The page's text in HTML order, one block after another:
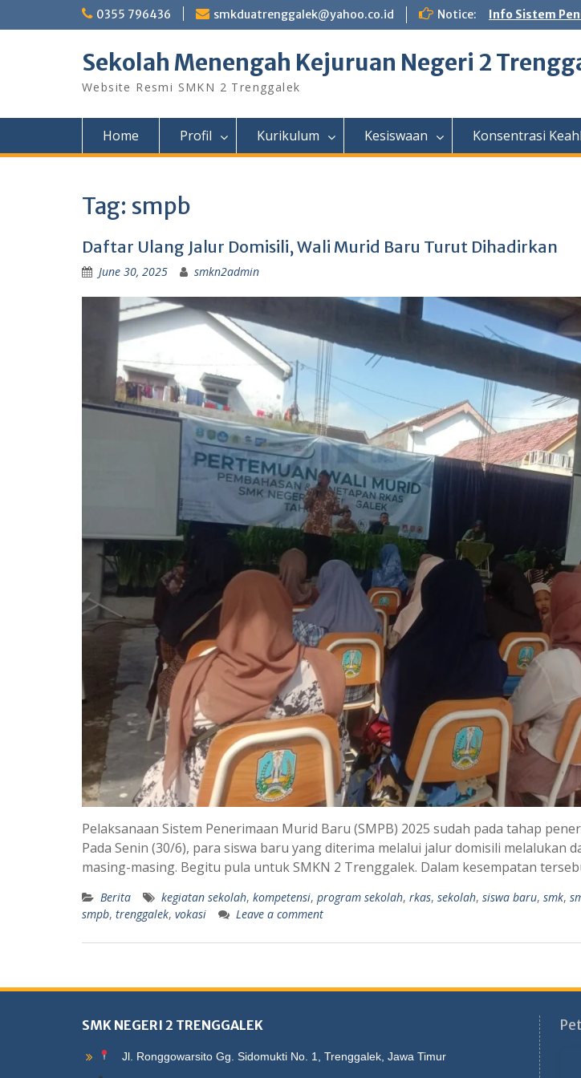
0355 796436 smkduatrenggalek@yahoo.co.id Notice: Info Sistem
Sekolah Menengah Kejuruan Negeri 2
Website Resmi SMKN 2 Trenggalek
Home Profil Kurikulum Kesiswaan Konsentrasi
Tag: smpb
Daftar Ulang Jalur Domisili, Wali Murid Baru Turut Dihadirkan
June 30, 2025 smkn2admin
Pelaksanaan Sistem Penerimaan Murid Baru (SMPB) 2025 sudah pada tahap
Pada Senin (30/6), para siswa baru yang diterima melalui jalur domisili melalukan
masing-masing. Begitu pula untuk SMKN 2 Trenggalek. Dalam kesempatan
Berita kegiatan sekolah, kompetensi, program sekolah, rkas, sekolah, siswa baru, smk,
smpb, trenggalek, vokasi Leave a comment
SMK NEGERI 2 TRENGGALEK
Jl. Ronggowarsito Gg. Sidomukti No. 1, Trenggalek, Jawa Timur